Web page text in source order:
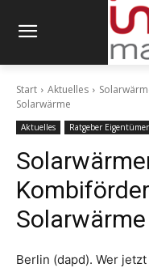
Start Aktuelles
Solarwärme
Aktuelles Ratgeber Eigentümer
Solarwärme
Berlin (dapd). Wer